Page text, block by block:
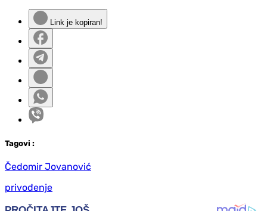
Link je kopiran!
Tagovi :
Čedomir Jovanović
privođenje